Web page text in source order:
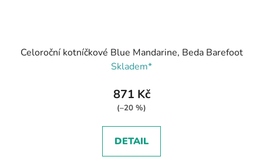
Celoroční kotníčkové Blue Mandarine, Beda Barefoot
Skladem*
871 Kč
(–20 %)
DETAIL